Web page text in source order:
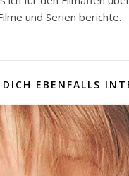
und Serien berichte.
EBENFALLS